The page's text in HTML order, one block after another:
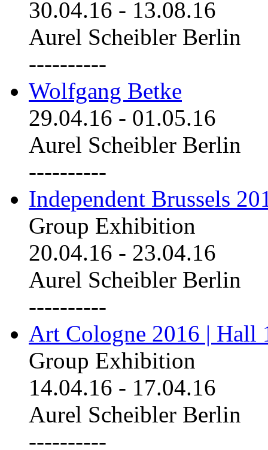
30.04.16 - 13.08.16
Aurel Scheibler Berlin
----------
Wolfgang Betke
29.04.16 - 01.05.16
Aurel Scheibler Berlin
----------
Independent Brussels
Group Exhibition
20.04.16 - 23.04.16
Aurel Scheibler Berlin
----------
Art Cologne 2016 | Hall
Group Exhibition
14.04.16 - 17.04.16
Aurel Scheibler Berlin
----------